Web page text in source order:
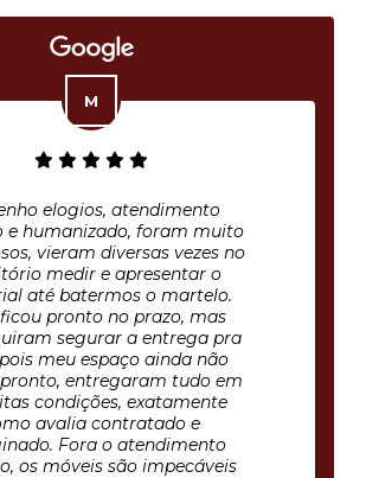
elogios, atendimento
e humanizado, foram muito
vieram diversas vezes no
medir e apresentar o
até batermos o martelo.
pronto no prazo, mas
segurar a entrega pra
meu espaço ainda não
entregaram tudo em
condições, exatamente
avalia contratado e
Fora o atendimento
os móveis são impecáveis